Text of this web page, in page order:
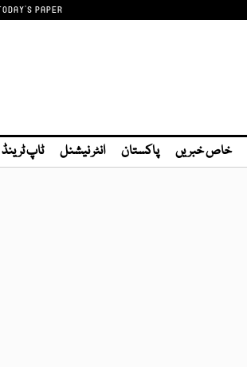
PAPER
خاص خبریں پاکستان انٹر نیشنل ٹاپ ٹرینڈ